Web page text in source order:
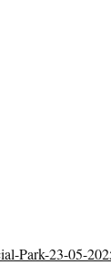
Park-23-05-